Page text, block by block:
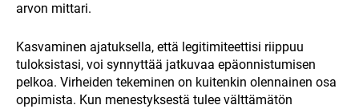
arvon mittari.
Kasvaminen ajatuksella, että legitimiteettisi riippuu
tuloksistasi, voi synnyttää jatkuvaa epäonnistumisen
pelkoa. Virheiden tekeminen on kuitenkin olennainen osa
oppimista. Kun menestyksestä tulee välttämätön